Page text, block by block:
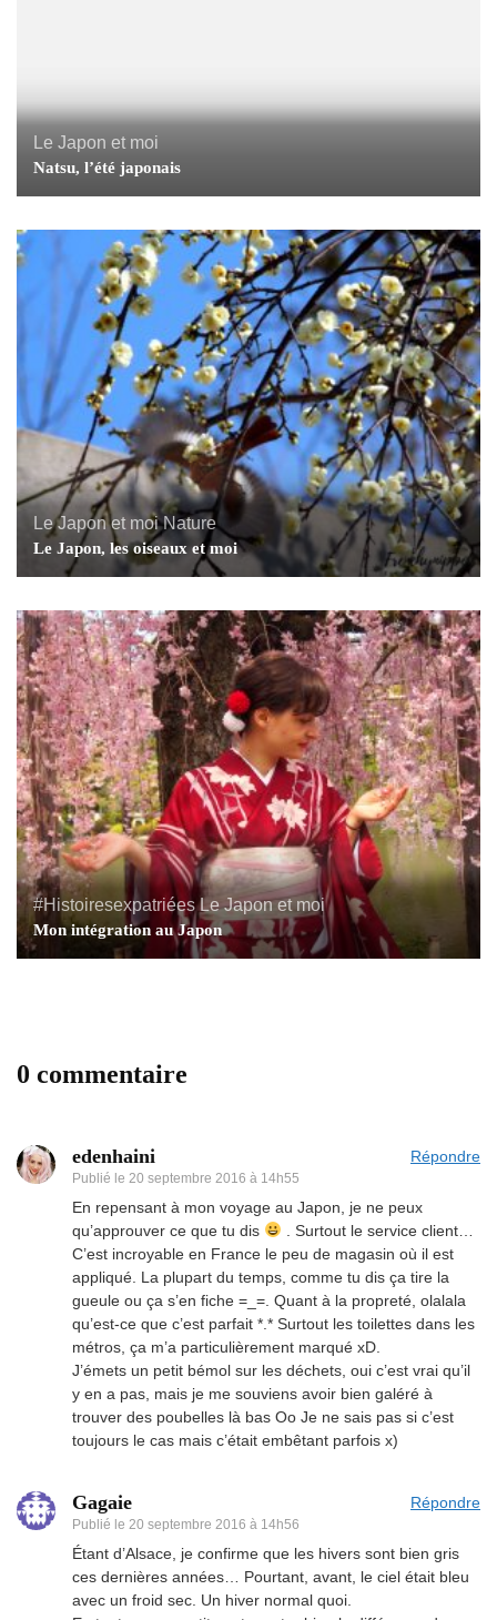
Le Japon et moi
Natsu, l’été japonais
Le Japon et moi Nature
Le Japon, les oiseaux et moi
#Histoiresexpatriées Le Japon et moi
Mon intégration au Japon
0 commentaire
edenhaini
Publié le 20 septembre 2016 à 14h55
Répondre
En repensant à mon voyage au Japon, je ne peux
qu’approuver ce que tu dis
. Surtout le service client…
C’est incroyable en France le peu de magasin où il est
appliqué. La plupart du temps, comme tu dis ça tire la
gueule ou ça s’en fiche =_=. Quant à la propreté, olalala
qu’est-ce que c’est parfait *.* Surtout les toilettes dans les
métros, ça m’a particulièrement marqué xD.
J’émets un petit bémol sur les déchets, oui c’est vrai qu’il
y en a pas, mais je me souviens avoir bien galéré à
trouver des poubelles là bas Oo Je ne sais pas si c’est
toujours le cas mais c’était embêtant parfois x)
Gagaie
Publié le 20 septembre 2016 à 14h56
Répondre
Étant d’Alsace, je confirme que les hivers sont bien gris
ces dernières années… Pourtant, avant, le ciel était bleu
avec un froid sec. Un hiver normal quoi.